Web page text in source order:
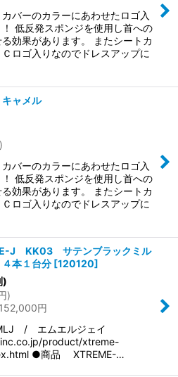
バーのカラーにあわせたロゴ入
！ 低反発スポンジを使用し首への
効果があります。 またシートカ
ロゴ入りなのでドレスアップに
ャメル
)
バーのカラーにあわせたロゴ入
！ 低反発スポンジを使用し首への
効果があります。 またシートカ
ロゴ入りなのでドレスアップに
J KK03 サテンブラックミル
本１台分 [120120]
)
)
152,000円
/ エムエルジェイ
product/xtreme-
●商品 XTREME-…